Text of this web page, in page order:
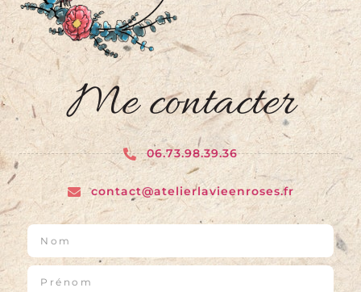
Me contacter
06.73.98.39.36
contact@atelierlavieenroses.fr